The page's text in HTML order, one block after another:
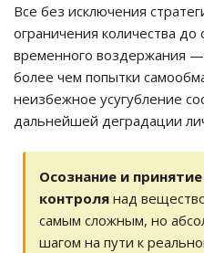
Все без исключения
ограничения количества
временного воздержания
более чем попытки
неизбежное усугубление
дальнейшей деградации
Осознание и
контроля над
самым сложным, но
шагом на пути к